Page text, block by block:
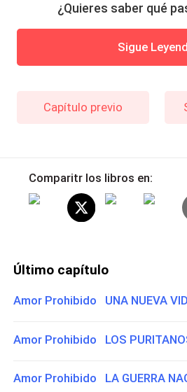
¿Quieres saber qué
Sigue
Capítulo previo
Comparitr los libros en:
Último capítulo
Amor Prohibido UNA NUEVA
Amor Prohibido LOS
Amor Prohibido LA GUERRA